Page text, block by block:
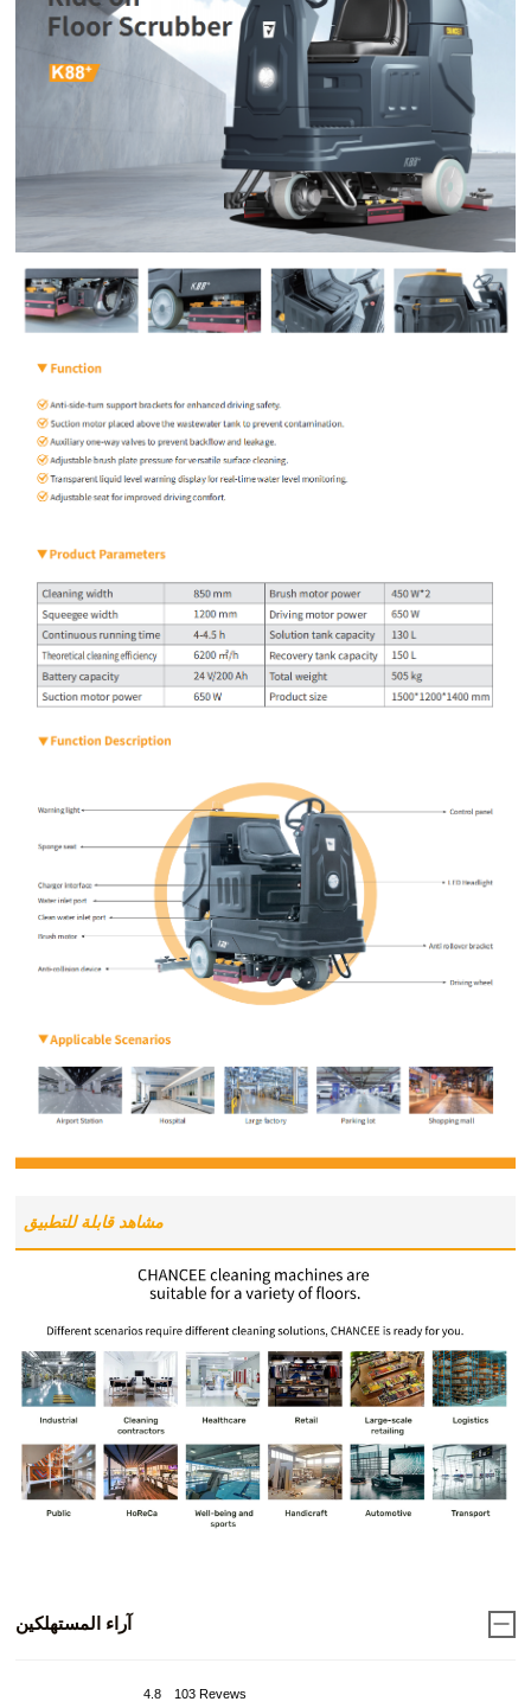
مشاهد قابلة للتطبيق
آراء المستهلكين
4.8 103 Revews